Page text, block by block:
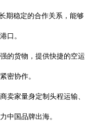
期稳定的合作关系，能够
口。
的货物，提供快捷的空运
密协作。
卖家量身定制头程运输、
中国品牌出海。